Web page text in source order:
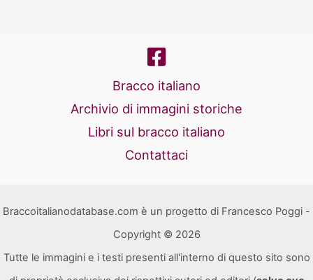
Bracco italiano
Archivio di immagini storiche
Libri sul bracco italiano
Contattaci
Braccoitalianodatabase.com è un progetto di Francesco Poggi -
Copyright © 2026
Tutte le immagini e i testi presenti all'interno di questo sito sono